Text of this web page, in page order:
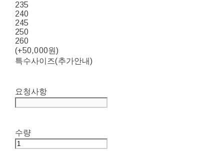
235
240
245
250
260
(+50,000원)
특수사이즈(추가안내)
요청사항
수량